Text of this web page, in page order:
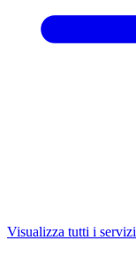
Visualizza tutti i servizi